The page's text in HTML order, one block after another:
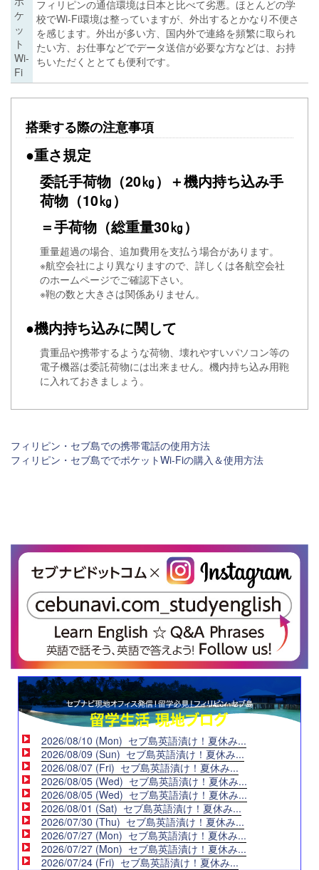
ケ
ッ
ト
Wi-
Fi
フィリピンの通信環境は日本と比べて劣悪。ほとんどの学
校でWi-Fi環境は整っていますが、外出するとかなり不便さ
を感じます。外出が多い方、国内外で連絡を頻繁に取られ
たい方、お仕事などでデータ送信が必要な方などは、お持
ちいただくととても便利です。
搭乗する際の注意事項
●重さ規定
委託手荷物（20㎏）＋機内持ち込み手
荷物（10㎏）
＝手荷物（総重量30㎏）
重量超過の場合、追加費用を支払う場合があります。
※航空会社により異なりますので、詳しくは各航空会社
のホームページでご確認下さい。
※鞄の数と大きさは関係ありません。
●機内持ち込みに関して
貴重品や携帯するような荷物、壊れやすいパソコン等の
電子機器は委託荷物には出来ません。機内持ち込み用鞄
に入れておきましょう。
フィリピン・セブ島での携帯電話の使用方法
フィリピン・セブ島ででポケットWi-Fiの購入＆使用方法
2026/08/10 (Mon) セブ島英語漬け！夏休み...
2026/08/09 (Sun) セブ島英語漬け！夏休み...
2026/08/07 (Fri) セブ島英語漬け！夏休み...
2026/08/05 (Wed) セブ島英語漬け！夏休み...
2026/08/05 (Wed) セブ島英語漬け！夏休み...
2026/08/01 (Sat) セブ島英語漬け！夏休み...
2026/07/30 (Thu) セブ島英語漬け！夏休み...
2026/07/27 (Mon) セブ島英語漬け！夏休み...
2026/07/27 (Mon) セブ島英語漬け！夏休み...
2026/07/24 (Fri) セブ島英語漬け！夏休み...